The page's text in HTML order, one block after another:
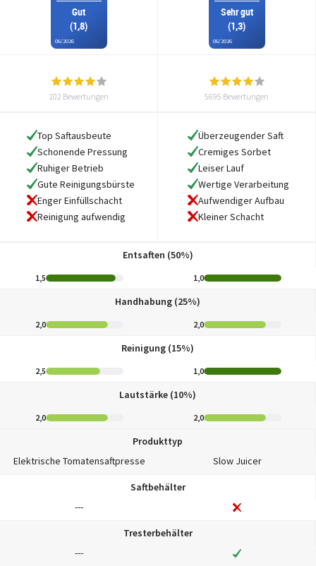
Gut
(1,8)
06/2026
Sehr gut
(1,3)
06/2026
102 Bewertungen 5695 Bewertungen
Top Saftausbeute
Schonende Pressung
Ruhiger Betrieb
Gute Reinigungsbürste
Enger Einfüllschacht
Reinigung aufwendig
Überzeugender Saft
Cremiges Sorbet
Leiser Lauf
Wertige Verarbeitung
Aufwendiger Aufbau
Kleiner Schacht
Entsaften (50%)
1,5 1,0
Handhabung (25%)
2,0 2,0
Reinigung (15%)
2,5 1,0
Lautstärke (10%)
2,0 2,0
Produkttyp
Elektrische Tomatensaftpresse
Slow Juicer
Saftbehälter
---
Tresterbehälter
---